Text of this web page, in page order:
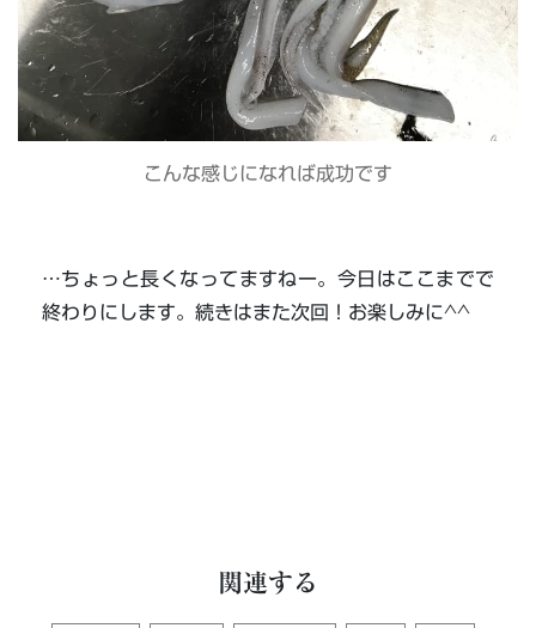
こんな感じになれば成功です
…ちょっと長くなってますねー。今日はここまでで
終わりにします。続きはまた次回！お楽しみに^^
関連する